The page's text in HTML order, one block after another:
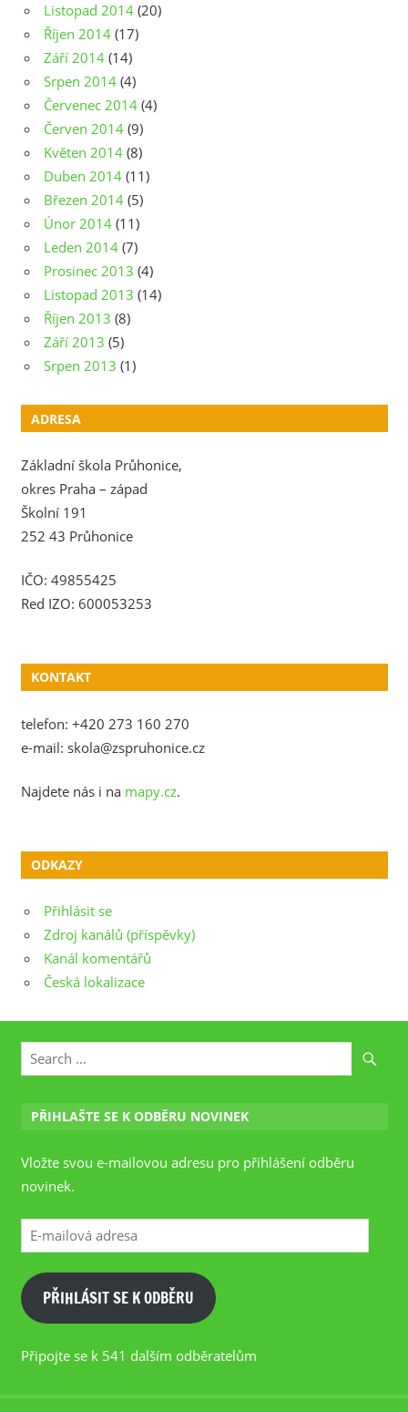
Listopad 2014 (20)
Říjen 2014 (17)
Září 2014 (14)
Srpen 2014 (4)
Červenec 2014 (4)
Červen 2014 (9)
Květen 2014 (8)
Duben 2014 (11)
Březen 2014 (5)
Únor 2014 (11)
Leden 2014 (7)
Prosinec 2013 (4)
Listopad 2013 (14)
Říjen 2013 (8)
Září 2013 (5)
Srpen 2013 (1)
ADRESA
Základní škola Průhonice,
okres Praha – západ
Školní 191
252 43 Průhonice
IČO: 49855425
Red IZO: 600053253
KONTAKT
telefon: +420 273 160 270
e-mail: skola@zspruhonice.cz
Najdete nás i na mapy.cz.
ODKAZY
Přihlásit se
Zdroj kanálů (příspěvky)
Kanál komentářů
Česká lokalizace
PŘIHLAŠTE SE K ODBĚRU NOVINEK
Vložte svou e-mailovou adresu pro přihlášení odběru
novinek.
E-
mailová
adresa
PŘIHLÁSIT SE K ODBĚRU
Připojte se k 541 dalším odběratelům